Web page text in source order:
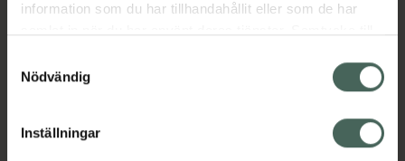
information som du har tillhandahållit eller som de har
återkalla ditt samtycke via webbplatsens
cookieinställningar. Ett återkallat samtycke påverkar inte
lagligheten av behandling som skett innan återkallelsen.
Nödvändig
Inställningar
Bipacksedel från FASS Visa
Kronans Apotek finns här för dig. Du hittar oss från Skåne i